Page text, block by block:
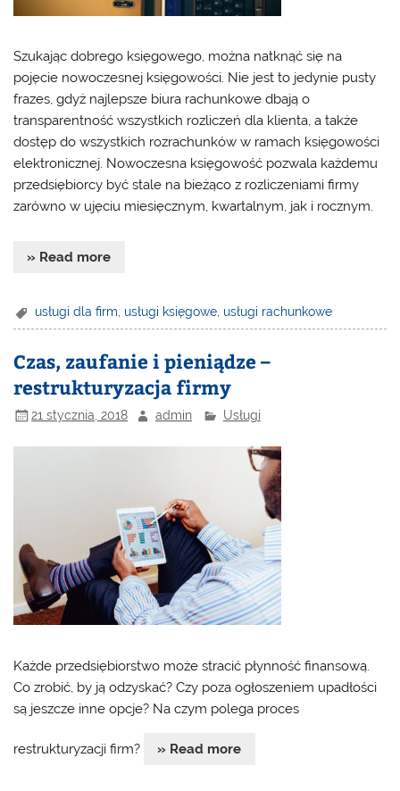
Szukając dobrego księgowego, można natknąć się na
pojęcie nowoczesnej księgowości. Nie jest to jedynie pusty
frazes, gdyż najlepsze biura rachunkowe dbają o
transparentność wszystkich rozliczeń dla klienta, a także
dostęp do wszystkich rozrachunków w ramach księgowości
elektronicznej. Nowoczesna księgowość pozwala każdemu
przedsiębiorcy być stale na bieżąco z rozliczeniami firmy
zarówno w ujęciu miesięcznym, kwartalnym, jak i rocznym.
» Read more
usługi dla firm usługi księgowe usługi rachunkowe
Czas, zaufanie i pieniądze –
restrukturyzacja firmy
21 stycznia, 2018 admin Usługi
Każde przedsiębiorstwo może stracić płynność finansową.
Co zrobić, by ją odzyskać? Czy poza ogłoszeniem upadłości
są jeszcze inne opcje? Na czym polega proces
restrukturyzacji firm? » Read more